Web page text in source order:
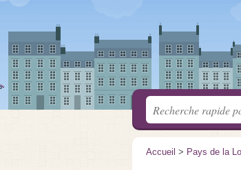
Accueil > Pays de la